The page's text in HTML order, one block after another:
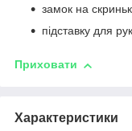
замок на
підставку для
Приховати
Характеристики